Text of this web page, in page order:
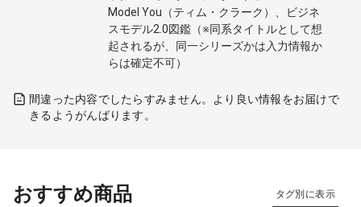
Model You（ティム・クラーク）、ビジネ
スモデル2.0図鑑（※同系タイトルとして想
起されるが、同一シリーズかは入力情報か
らは確定不可）
間違った内容でしたらすみません。より良い情報をお届けで
きるようがんばります。
おすすめ商品 タグ別に表示